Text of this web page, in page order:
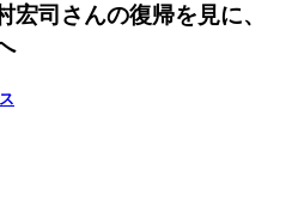
司さんの復帰を見に、